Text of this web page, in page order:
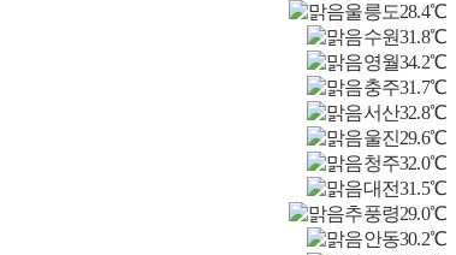
울릉도28.4℃
수원31.8℃
영월34.2℃
충주31.7℃
서산32.8℃
울진29.6℃
청주32.0℃
대전31.5℃
추풍령29.0℃
안동30.2℃